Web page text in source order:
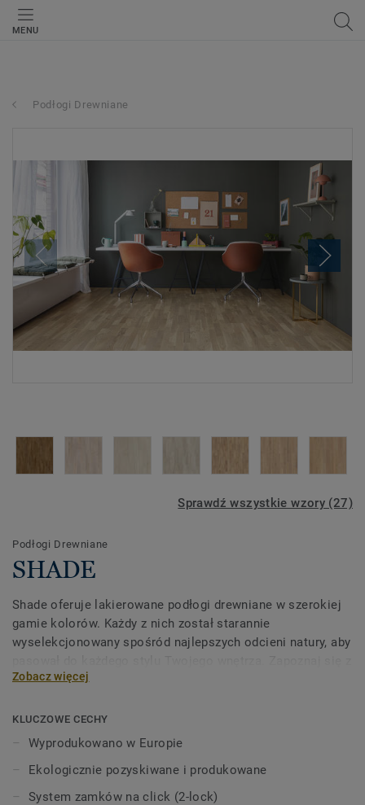
MENU
Podłogi Drewniane
Sprawdź wszystkie wzory (27)
Podłogi Drewniane
SHADE
Shade oferuje lakierowane podłogi drewniane w szerokiej
gamie kolorów. Każdy z nich został starannie
wyselekcjonowany spośród najlepszych odcieni natury, aby
kolekcją, aby zobaczyć, jak może wydobyć to, co najlepsze
Zobacz więcej
KLUCZOWE CECHY
Wyprodukowano w Europie
Ekologicznie pozyskiwane i produkowane
System zamków na click (2-lock)